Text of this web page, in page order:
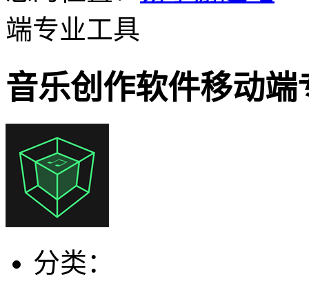
端专业工具
音乐创作软件移动端
分类：